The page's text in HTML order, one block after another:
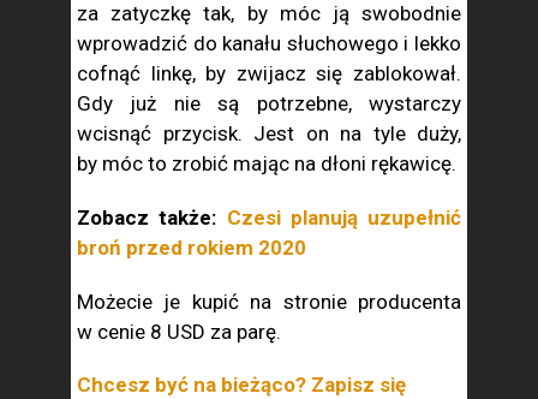
za zatyczkę tak, by móc ją swobodnie
wprowadzić do kanału słuchowego i lekko
cofnąć linkę, by zwijacz się zablokował.
Gdy już nie są potrzebne, wystarczy
wcisnąć przycisk. Jest on na tyle duży,
by móc to zrobić mając na dłoni rękawicę.
Zobacz także: Czesi planują uzupełnić
broń przed rokiem 2020
Możecie je kupić na stronie producenta
w cenie 8 USD za parę.
Chcesz być na bieżąco? Zapisz się